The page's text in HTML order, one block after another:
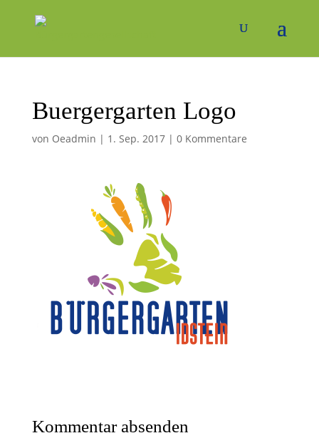
Buergergarten Logo
von Oeadmin | 1. Sep. 2017| 0 Kommentare
Kommentar absenden